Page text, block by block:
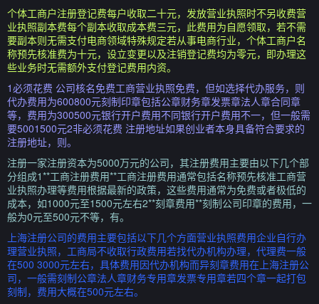
个体工商户注册登记费每户收取二十元，发放营业执照时不另收费营
业执照副本费每个副本收取成本费三元，此费用为自愿领取，若不需
要副本则无需支付电商领域特殊规定若从事电商行业，个体工商户名
称预先核准费为十元，设立变更以及注销登记费均为零元，即办理这
些业务时无需额外支付登记费用内资。
1必须花费 公司核名免费工商营业执照免费，但如选择代办服务，则
代办费用为600800元刻制印章包括公章财务章发票章法人章合同章
等，费用为300500元银行开户费用不同银行开户费用不一，但一般需
要5001500元2非必须花费 注册地址如果创业者本身具备符合要求的
注册地址，则。
注册一家注册资本为5000万元的公司，其注册费用主要由以下几个部
分组成1**工商注册费用**工商注册费用通常包括名称预先核准工商营
业执照办理等费用根据最新的政策，这些费用通常为免费或者极低的
成本，如1000元至1500元左右2**刻章费用**刻制公司印章的费用，一
般为0元至500元不等，有。
上海注册公司的费用主要包括以下几个方面营业执照费用企业自行办
理营业执照，工商局不收取行政费用若找代办机构办理，代理费一般
在500 3000元左右，具体费用因代办机构而异刻章费用在上海注册公
司，一般需刻制公章法人章财务专用章发票专用章若四个章一起打包
刻制，费用大概在500元左右。